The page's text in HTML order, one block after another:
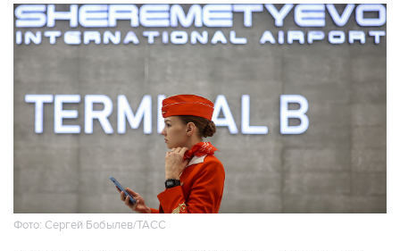
Фото: Сергей Бобылев/ТАСС
Москва. 6 августа. INTERFAX.RU - Президент